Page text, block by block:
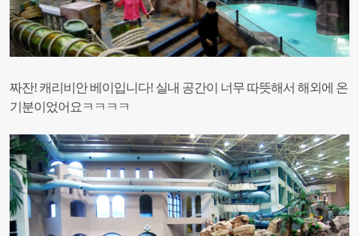
짜잔! 캐리비안 베이입니다! 실내 공간이 너무 따뜻해서 해외에 온
기분이었어요ㅋㅋㅋㅋ